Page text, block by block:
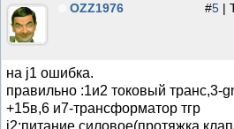
OZZ1976 #5 |
на j1 ошибка.
правильно :1и2 токовый транс,3-
+15в,6 и7-трансформатор тгр
j2:питание